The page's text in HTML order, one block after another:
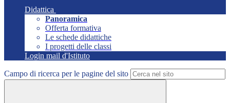
Didattica
Panoramica
Offerta formativa
Le schede didattiche
I progetti delle classi
Login mail d'Istituto
Campo di ricerca per le pagine del sito